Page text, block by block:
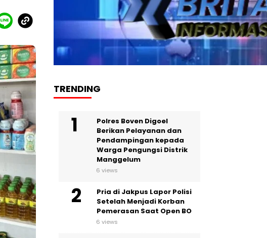
TRENDING
Polres Boven Digoel
Berikan Pelayanan dan
Pendampingan kepada
Warga Pengungsi Distrik
Manggelum
6 views
Pria di Jakpus Lapor Polisi
Setelah Menjadi Korban
Pemerasan Saat Open BO
6 views